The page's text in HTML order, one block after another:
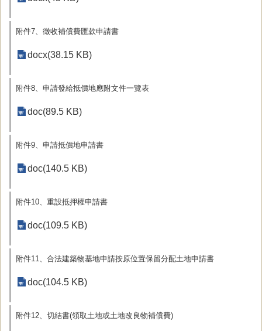
附件7、徵收補償費匯款申請書
docx(38.15 KB)
附件8、申請發給抵價地應附文件一覽表
doc(89.5 KB)
附件9、申請抵價地申請書
doc(140.5 KB)
附件10、重設抵押權申請書
doc(109.5 KB)
附件11、合法建築物基地申請按原位置保留分配土地申請書
doc(104.5 KB)
附件12、切結書(領取土地或土地改良物補償費)